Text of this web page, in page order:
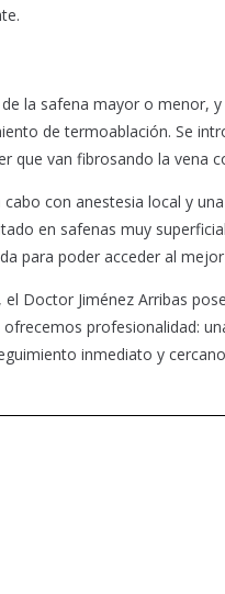
la safena mayor o
de termoablación. Se
que van fibrosando la vena
con anestesia local y
en safenas muy
para poder acceder al
Doctor Jiménez Arribas
profesionalidad:
inmediato y